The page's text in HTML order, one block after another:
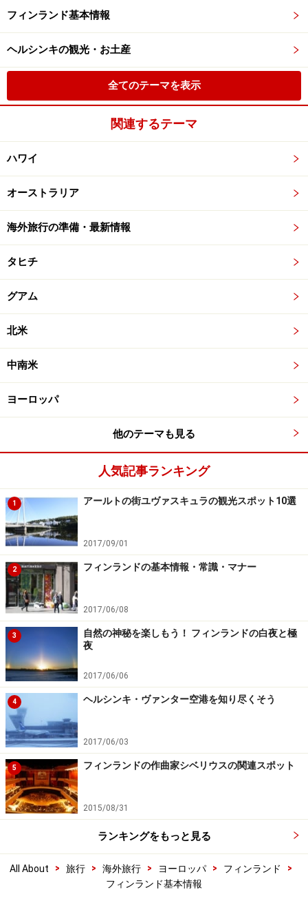
フィンランド基本情報
ヘルシンキの観光・お土産
全てのテーマを表示
関連するテーマ
ハワイ
オーストラリア
海外旅行の準備・最新情報
タヒチ
グアム
北米
中南米
ヨーロッパ
他のテーマも見る
人気記事ランキング
1 アールトの街ユヴァスキュラの観光スポット10選
2017/09/01
2 フィンランドの基本情報・常識・マナー
2017/06/08
3
自然の神秘を楽しもう！ フィンランドの白夜と極
夜
2017/06/06
4 ヘルシンキ・ヴァンター空港を知り尽くそう
2017/06/03
5 フィンランドの作曲家シベリウスの関連スポット
2015/08/31
ランキングをもっと見る
All About > 旅行 > 海外旅行 > ヨーロッパ > フィンランド
>
フィンランド基本情報